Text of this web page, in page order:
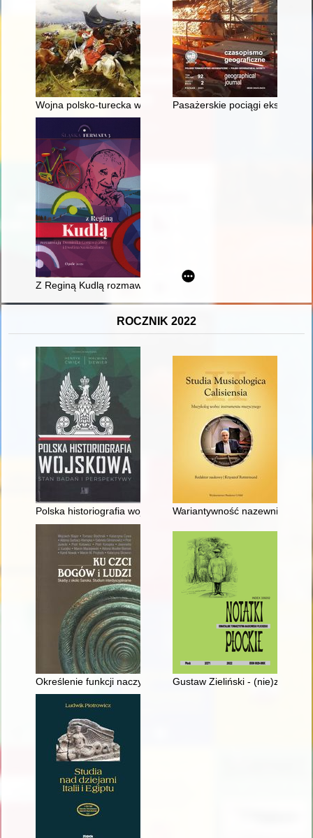
Wojna polsko-turecka w latach 1633-1634
Pasażerskie pociągi
Z Reginą Kudlą rozmawiają Dominika Gorgosz-Złoty i Ewelina
ROCZNIK 2022
Polska historiografia wojskowa : stan badań i perspektywy
Wariantywność nazewnictwa
Określenie funkcji naczynia ceramicznego z Zarszyna (skarb
Gustaw Zieliński -